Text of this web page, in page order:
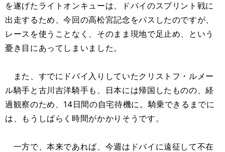
を遂げたライトオンキューは、ドバイのスプリント戦に
出走するため、今回の高松宮記念をパスしたのですが、
レースを使うことなく、そのまま現地で足止め、という
憂き目にあってしまいました。
また、すでにドバイ入りしていたクリストフ・ルメー
ル騎手と古川吉洋騎手も、日本には帰国したものの、経
過観察のため、14日間の自宅待機に。騎乗できるまでに
は、もうしばらく時間がかかりそうです。
一方で、本来であれば、今週はドバイに遠征して不在